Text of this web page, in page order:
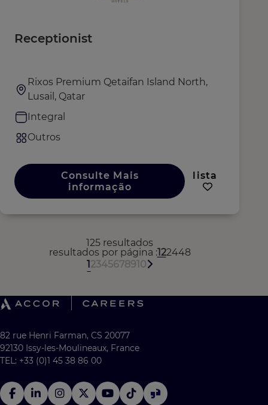
Receptionist
Rixos Premium Qetaifan Island North,
Lusail, Qatar
Integral
Outros
Consulte Mais
informação
lista
125 resultados
12345678910
resultados por página 122448
82 rue Henri Farman, CS 20077
92130 Issy-les-Moulineaux, France
TEL: +33 (0)1 45 38 86 00